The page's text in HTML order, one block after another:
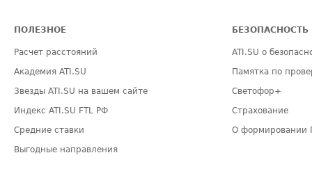
ПОЛЕЗНОЕ
Расчет расстояний
Академия ATI.SU
Звезды ATI.SU на вашем сайте
Индекс ATI.SU FTL РФ
Средние ставки
Выгодные направления
БЕЗОПАСНОСТЬ
ATI.SU о
Памятка по
Светофор+
Страхование
О формировании